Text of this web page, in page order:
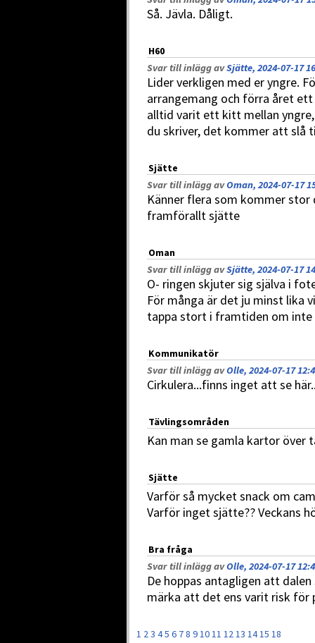
Så. Jävla. Dåligt.
H60
Svar till inlägg avSjätte, 2024-07-17
Lider verkligen med er yngre.
arrangemang och förra året
alltid varit ett kitt mellan yngre,
du skriver, det kommer att slå
Sjätte
Svar till inlägg avOman, 2024-07-17
Känner flera som kommer stor
framförallt sjätte
Oman
Svar till inlägg avSjätte, 2024-07-17
O- ringen skjuter sig själva i
För många är det ju minst lika
tappa stort i framtiden om
Kommunikatör
Svar till inlägg avOlle, 2024-07-17
Cirkulera...finns inget att se
Tävlingsområden
Kan man se gamla kartor över
Sjätte
Varför så mycket snack om
Varför inget sjätte?? Veckans
Bra fråga
Svar till inlägg avOlle, 2024-07-17
De hoppas antagligen att
märka att det ens varit risk för
1 23 45 6 78 91011 1213 1415 18